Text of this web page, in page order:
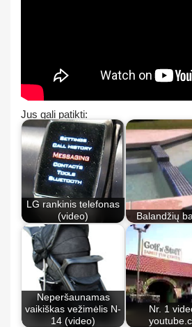
Jus gali patikti:
LG rankinis telefonas
(video)
Balandžių
Neperšaunamas
vaikiškas vežimėlis N-
14 (video)
Nr. 1